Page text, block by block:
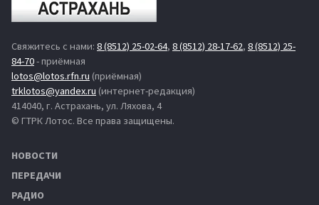
Свяжитесь с нами: 8 (8512) 25-02-64, 8 (8512) 28-17-62, 8 (8512) 25-
84-70- приёмная
lotos@lotos.rfn.ru (приёмная)
trklotos@yandex.ru (интернет-редакция)
414040, г. Астрахань, ул. Ляхова, 4
© ГТРК Лотос. Все права защищены.
НОВОСТИ
ПЕРЕДАЧИ
РАДИО